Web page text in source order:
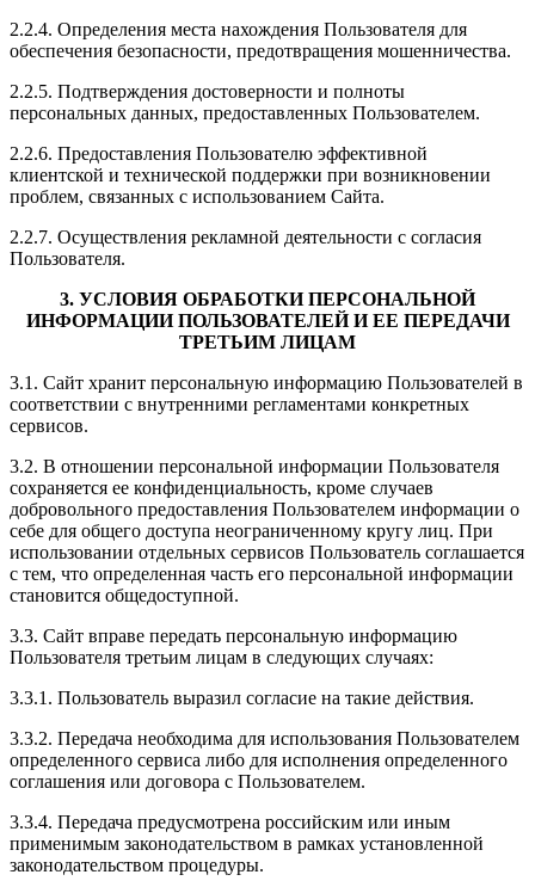
2.2.4. Определения места нахождения Пользователя для
обеспечения безопасности, предотвращения мошенничества.
2.2.5. Подтверждения достоверности и полноты
персональных данных, предоставленных Пользователем.
2.2.6. Предоставления Пользователю эффективной
клиентской и технической поддержки при возникновении
проблем, связанных с использованием Сайта.
2.2.7. Осуществления рекламной деятельности с согласия
Пользователя.
3. УСЛОВИЯ ОБРАБОТКИ ПЕРСОНАЛЬНОЙ
ИНФОРМАЦИИ ПОЛЬЗОВАТЕЛЕЙ И ЕЕ ПЕРЕДАЧИ
ТРЕТЬИМ ЛИЦАМ
3.1. Сайт хранит персональную информацию Пользователей в
соответствии с внутренними регламентами конкретных
сервисов.
3.2. В отношении персональной информации Пользователя
сохраняется ее конфиденциальность, кроме случаев
добровольного предоставления Пользователем информации о
себе для общего доступа неограниченному кругу лиц. При
использовании отдельных сервисов Пользователь соглашается
с тем, что определенная часть его персональной информации
становится общедоступной.
3.3. Сайт вправе передать персональную информацию
Пользователя третьим лицам в следующих случаях:
3.3.1. Пользователь выразил согласие на такие действия.
3.3.2. Передача необходима для использования Пользователем
определенного сервиса либо для исполнения определенного
соглашения или договора с Пользователем.
3.3.4. Передача предусмотрена российским или иным
применимым законодательством в рамках установленной
законодательством процедуры.